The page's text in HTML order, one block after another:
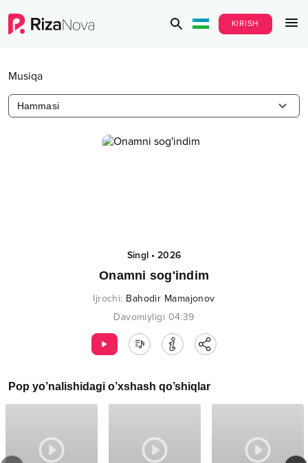
KIRISH
Musiqa
Hammasi
Singl•2026
Onamni sog'indim
Ijrochi: Bahodir Mamajonov
Davomiyligi 04:39
Pop yo’nalishidagi o’xshash qo’shiqlar